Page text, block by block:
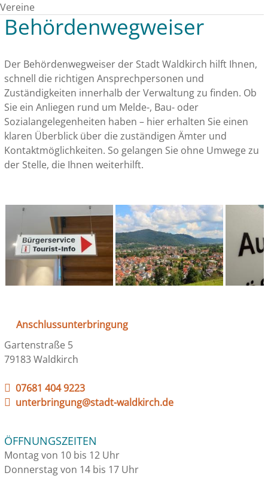
Vereine
Behördenwegweiser
Der Behördenwegweiser der Stadt Waldkirch hilft Ihnen,
schnell die richtigen Ansprechpersonen und
Zuständigkeiten innerhalb der Verwaltung zu finden. Ob
Sie ein Anliegen rund um Melde-, Bau- oder
Sozialangelegenheiten haben – hier erhalten Sie einen
klaren Überblick über die zuständigen Ämter und
Kontaktmöglichkeiten. So gelangen Sie ohne Umwege zu
der Stelle, die Ihnen weiterhilft.
Anschlussunterbringung
Gartenstraße 5
79183 Waldkirch
07681 404 9223
unterbringung@stadt-waldkirch.de
ÖFFNUNGSZEITEN
Montag von 10 bis 12 Uhr
Donnerstag von 14 bis 17 Uhr